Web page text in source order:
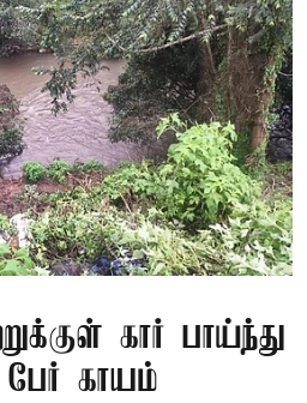
கார் பாய்ந்து
பேர் காயம்